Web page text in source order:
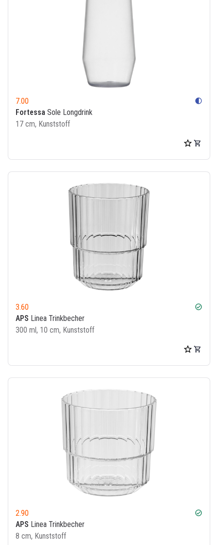
7.00 contrast
Fortessa Sole Longdrink
17 cm, Kunststoff
3.60 check_circle
APS Linea Trinkbecher
300 ml, 10 cm, Kunststoff
2.90 check_circle
APS Linea Trinkbecher
8 cm, Kunststoff